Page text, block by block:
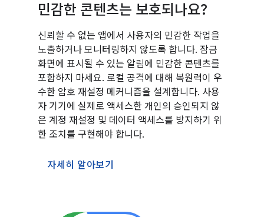
민감한 콘텐츠는 보호되나요?
신뢰할 수 없는 앱에서 사용자의 민감한 작업을
노출하거나 모니터링하지 않도록 합니다. 잠금
화면에 표시될 수 있는 알림에 민감한 콘텐츠를
포함하지 마세요. 로컬 공격에 대해 복원력이 우
수한 암호 재설정 메커니즘을 설계합니다. 사용
자 기기에 실제로 액세스한 개인의 승인되지 않
은 계정 재설정 및 데이터 액세스를 방지하기 위
한 조치를 구현해야 합니다.
자세히 알아보기